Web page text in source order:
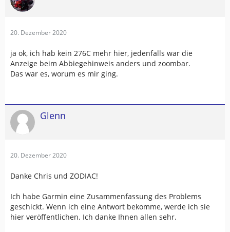
20. Dezember 2020
ja ok, ich hab kein 276C mehr hier, jedenfalls war die
Anzeige beim Abbiegehinweis anders und zoombar.
Das war es, worum es mir ging.
Glenn
20. Dezember 2020
Danke Chris und ZODIAC!
Ich habe Garmin eine Zusammenfassung des Problems
geschickt. Wenn ich eine Antwort bekomme, werde ich sie
hier veröffentlichen. Ich danke Ihnen allen sehr.